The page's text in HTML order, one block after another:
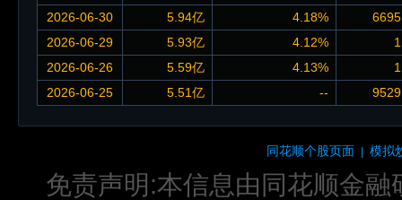
2026-06-30
5.94亿 4.18%
2026-06-29
5.93亿 4.12%
2026-06-26
5.59亿 4.13%
2026-06-25
5.51亿 --
同花顺个股页面 模拟
免责声明:本信息由同花顺金